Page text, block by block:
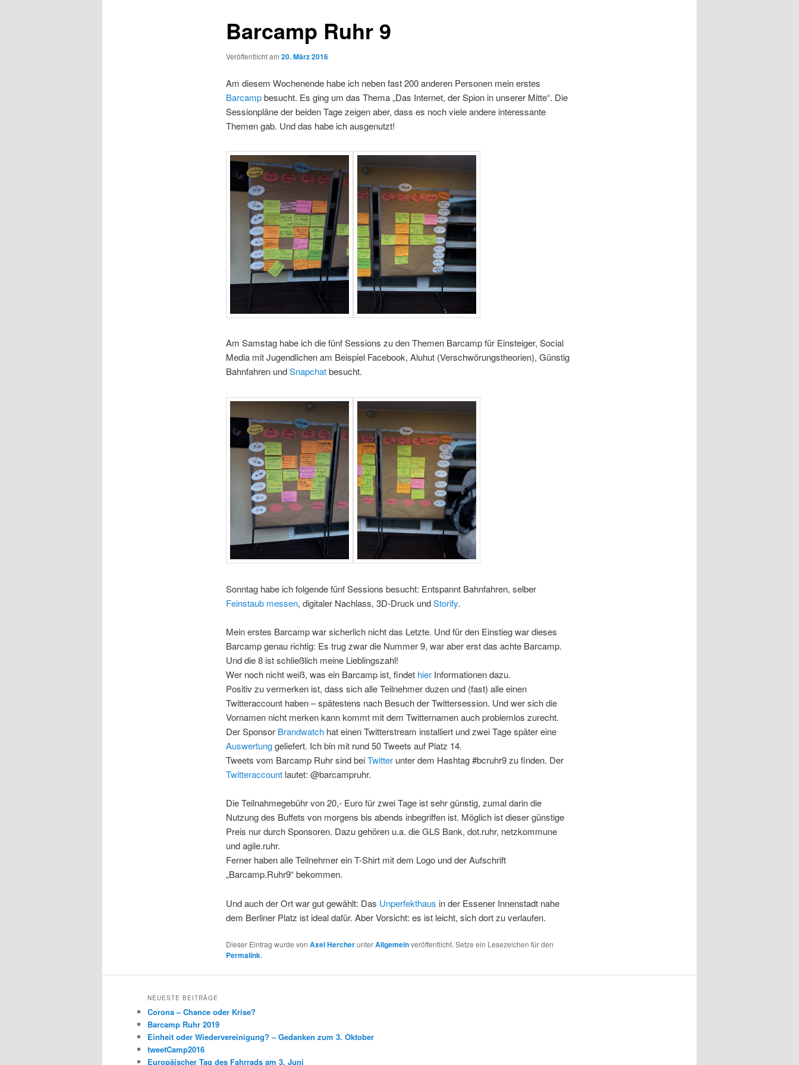
Barcamp Ruhr 9
Veröffentlicht am 20. März 2016
Am diesem Wochenende habe ich neben fast 200 anderen Personen mein erstes
Barcampbesucht. Es ging um das Thema „Das Internet, der Spion in unserer Mitte“. Die
Sessionpläne der beiden Tage zeigen aber, dass es noch viele andere interessante
Themen gab. Und das habe ich ausgenutzt!
Am Samstag habe ich die fünf Sessions zu den Themen Barcamp für Einsteiger, Social
Media mit Jugendlichen am Beispiel Facebook, Aluhut (Verschwörungstheorien), Günstig
Bahnfahren undSnapchatbesucht.
Sonntag habe ich folgende fünf Sessions besucht: Entspannt Bahnfahren, selber
Feinstaub messen, digitaler Nachlass, 3D-Druck undStorify.
Mein erstes Barcamp war sicherlich nicht das Letzte. Und für den Einstieg war dieses
Barcamp genau richtig: Es trug zwar die Nummer 9, war aber erst das achte Barcamp.
Und die 8 ist schließlich meine Lieblingszahl!
Wer noch nicht weiß, was ein Barcamp ist, findet hierInformationen dazu.
Positiv zu vermerken ist, dass sich alle Teilnehmer duzen und (fast) alle einen
Twitteraccount haben – spätestens nach Besuch der Twittersession. Und wer sich die
Vornamen nicht merken kann kommt mit dem Twitternamen auch problemlos zurecht.
Der Sponsor Brandwatchhat einen Twitterstream installiert und zwei Tage später eine
Auswertunggeliefert. Ich bin mit rund 50 Tweets auf Platz 14.
Tweets vom Barcamp Ruhr sind beiTwitterunter dem Hashtag #bcruhr9 zu finden. Der
Twitteraccountlautet: @barcampruhr.
Die Teilnahmegebühr von 20,- Euro für zwei Tage ist sehr günstig, zumal darin die
Nutzung des Buffets von morgens bis abends inbegriffen ist. Möglich ist dieser günstige
Preis nur durch Sponsoren. Dazu gehören u.a. die GLS Bank, dot.ruhr, netzkommune
und agile.ruhr.
Ferner haben alle Teilnehmer ein T-Shirt mit dem Logo und der Aufschrift
„Barcamp.Ruhr9“ bekommen.
Und auch der Ort war gut gewählt: Das Unperfekthaus in der Essener Innenstadt nahe
dem Berliner Platz ist ideal dafür. Aber Vorsicht: es ist leicht, sich dort zu verlaufen.
Dieser Eintrag wurde von Axel HercherunterAllgemeinveröffentlicht. Setze ein Lesezeichen für den
Permalink.
NEUESTE BEITRÄGE
Corona – Chance oder Krise?
Barcamp Ruhr 2019
Einheit oder Wiedervereinigung? – Gedanken zum 3. Oktober
tweetCamp2016
Europäischer Tag des Fahrrads am 3. Juni